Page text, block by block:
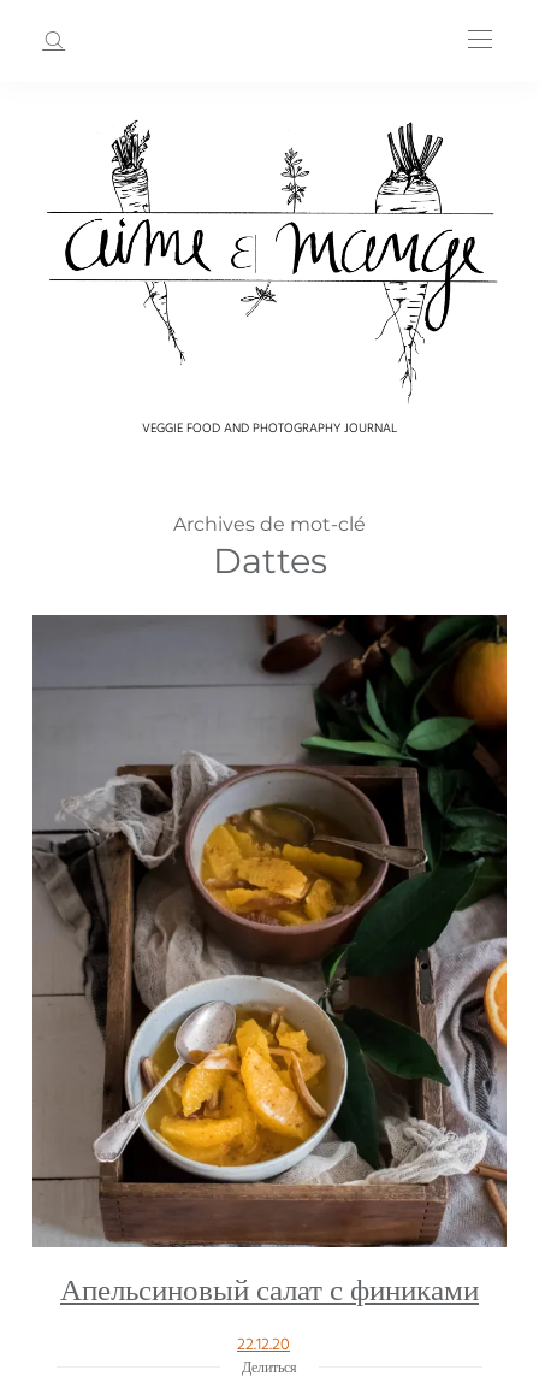
VEGGIE FOOD AND PHOTOGRAPHY JOURNAL
Archives de mot-clé
Dattes
Апельсиновый салат с финиками
22.12.20
Делиться